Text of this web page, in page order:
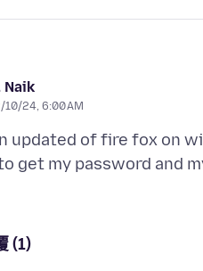
Naik
10/24, 6:00 AM
updated of fire fox on
(1)